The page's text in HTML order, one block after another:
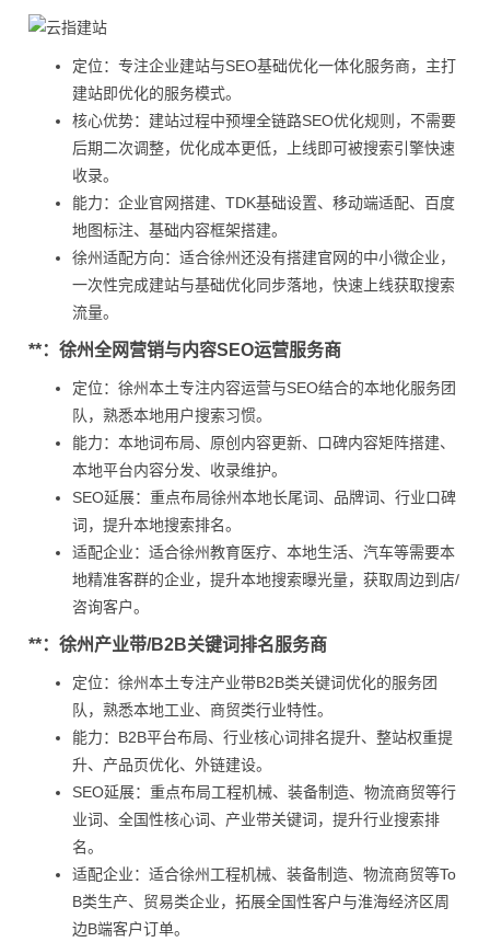
定位：专注企业建站与SEO基础优化一体化服务商，主打
建站即优化的服务模式。
核心优势：建站过程中预埋全链路SEO优化规则，不需要
后期二次调整，优化成本更低，上线即可被搜索引擎快速
收录。
能力：企业官网搭建、TDK基础设置、移动端适配、百度
地图标注、基础内容框架搭建。
徐州适配方向：适合徐州还没有搭建官网的中小微企业，
一次性完成建站与基础优化同步落地，快速上线获取搜索
流量。
**：徐州全网营销与内容SEO运营服务商
定位：徐州本土专注内容运营与SEO结合的本地化服务团
队，熟悉本地用户搜索习惯。
能力：本地词布局、原创内容更新、口碑内容矩阵搭建、
本地平台内容分发、收录维护。
SEO延展：重点布局徐州本地长尾词、品牌词、行业口碑
词，提升本地搜索排名。
适配企业：适合徐州教育医疗、本地生活、汽车等需要本
地精准客群的企业，提升本地搜索曝光量，获取周边到店/
咨询客户。
**：徐州产业带/B2B关键词排名服务商
定位：徐州本土专注产业带B2B类关键词优化的服务团
队，熟悉本地工业、商贸类行业特性。
能力：B2B平台布局、行业核心词排名提升、整站权重提
升、产品页优化、外链建设。
SEO延展：重点布局工程机械、装备制造、物流商贸等行
业词、全国性核心词、产业带关键词，提升行业搜索排
名。
适配企业：适合徐州工程机械、装备制造、物流商贸等To
B类生产、贸易类企业，拓展全国性客户与淮海经济区周
边B端客户订单。